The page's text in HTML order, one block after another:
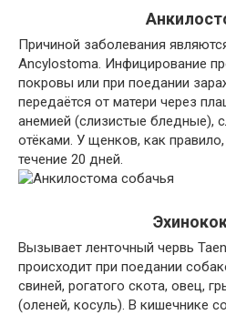
Причиной заболевания
Ancylostoma. Инфицирование
покровы или при поедании
передаётся от матери через
анемией (слизистые бледные),
отёками. У щенков, как правило,
течение 20 дней.
Вызывает ленточный червь
происходит при поедании
свиней, рогатого скота, овец,
(оленей, косуль). В кишечнике